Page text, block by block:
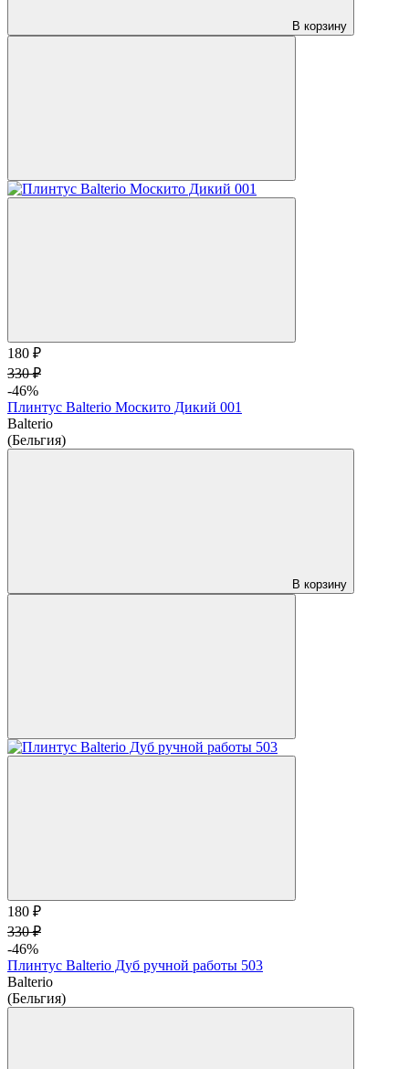
В корзину
180 ₽
330 ₽
-46%
Плинтус Balterio Москито Дикий 001
Balterio
(Бельгия)
В корзину
180 ₽
330 ₽
-46%
Плинтус Balterio Дуб ручной работы 503
Balterio
(Бельгия)